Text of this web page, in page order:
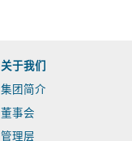
关于我们
集团简介
董事会
管理层